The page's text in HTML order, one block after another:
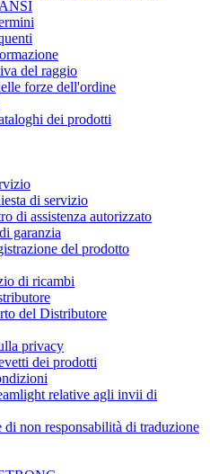
del raggio
forze dell'ordine
dei prodotti
di servizio
di assistenza autorizzato
garanzia
del prodotto
di ricambi
del Distributore
privacy
dei prodotti
relative agli invii di
di non responsabilità di traduzione